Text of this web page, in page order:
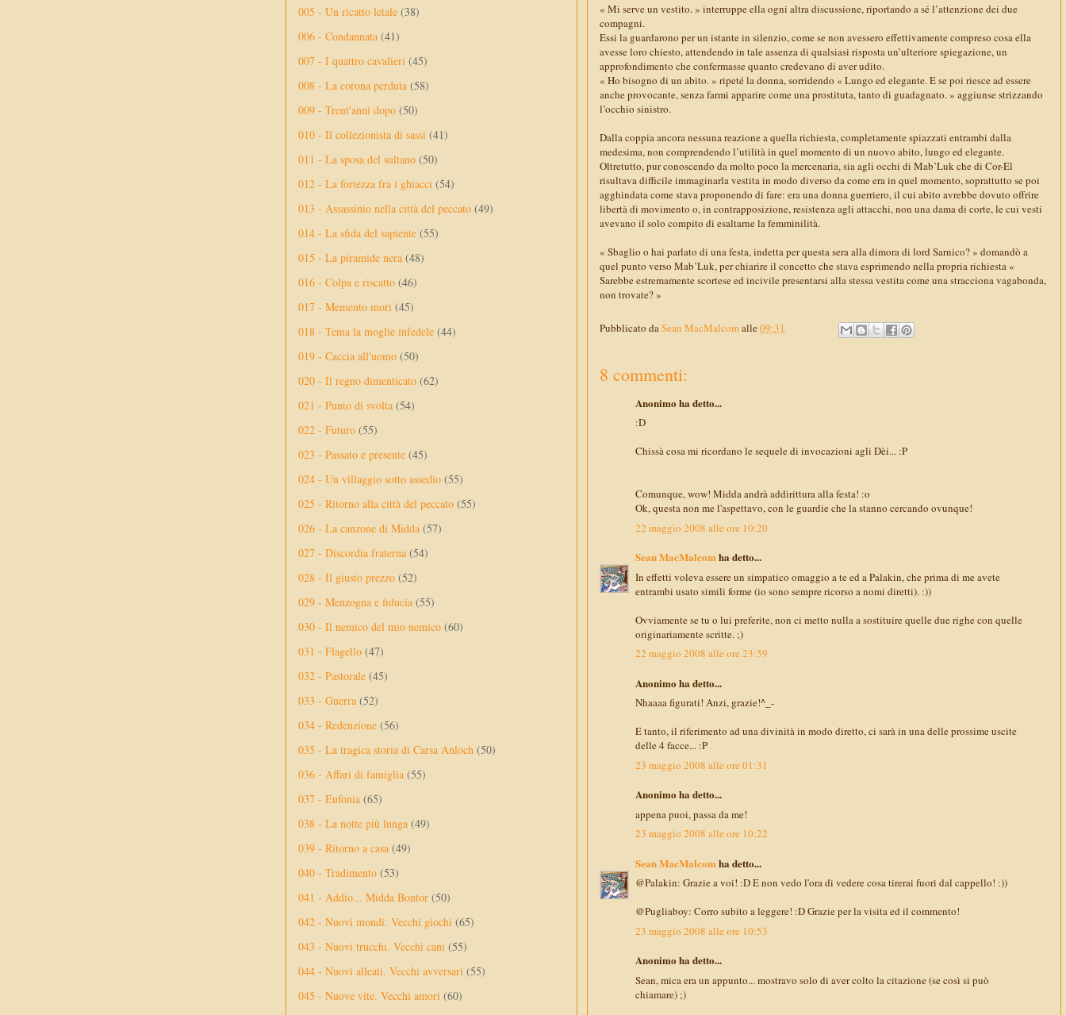
« Mi serve un vestito. » interruppe ella ogni altra discussione, riportando a sé l’attenzione dei due
compagni.
Essi la guardarono per un istante in silenzio, come se non avessero effettivamente compreso cosa ella
avesse loro chiesto, attendendo in tale assenza di qualsiasi risposta un’ulteriore spiegazione, un
approfondimento che confermasse quanto credevano di aver udito.
« Ho bisogno di un abito. » ripeté la donna, sorridendo « Lungo ed elegante. E se poi riesce ad essere
anche provocante, senza farmi apparire come una prostituta, tanto di guadagnato. » aggiunse strizzando
l’occhio sinistro.
Dalla coppia ancora nessuna reazione a quella richiesta, completamente spiazzati entrambi dalla
medesima, non comprendendo l’utilità in quel momento di un nuovo abito, lungo ed elegante.
Oltretutto, pur conoscendo da molto poco la mercenaria, sia agli occhi di Mab’Luk che di Cor-El
risultava difficile immaginarla vestita in modo diverso da come era in quel momento, soprattutto se poi
agghindata come stava proponendo di fare: era una donna guerriero, il cui abito avrebbe dovuto offrire
libertà di movimento o, in contrapposizione, resistenza agli attacchi, non una dama di corte, le cui vesti
avevano il solo compito di esaltarne la femminilità.
« Sbaglio o hai parlato di una festa, indetta per questa sera alla dimora di lord Sarnico? » domandò a
quel punto verso Mab’Luk, per chiarire il concetto che stava esprimendo nella propria richiesta «
Sarebbe estremamente scortese ed incivile presentarsi alla stessa vestita come una stracciona vagabonda,
non trovate? »
Pubblicato daSean MacMalcomalle 09:31
8 commenti:
Anonimo ha detto...
:D
Chissà cosa mi ricordano le sequele di invocazioni agli Dèi... :P
Comunque, wow! Midda andrà addirittura alla festa! :o
Ok, questa non me l'aspettavo, con le guardie che la stanno cercando ovunque!
22 maggio 2008 alle ore 10:20
Sean MacMalcomha detto...
In effetti voleva essere un simpatico omaggio a te ed a Palakin, che prima di me avete
entrambi usato simili forme (io sono sempre ricorso a nomi diretti). :))
Ovviamente se tu o lui preferite, non ci metto nulla a sostituire quelle due righe con quelle
originariamente scritte. ;)
22 maggio 2008 alle ore 23:59
Anonimo ha detto...
Nhaaaa figurati! Anzi, grazie!^_-
E tanto, il riferimento ad una divinità in modo diretto, ci sarà in una delle prossime uscite
delle 4 facce... :P
23 maggio 2008 alle ore 01:31
Anonimo ha detto...
appena puoi, passa da me!
23 maggio 2008 alle ore 10:22
Sean MacMalcomha detto...
@Palakin: Grazie a voi! :D E non vedo l'ora di vedere cosa tirerai fuori dal cappello! :))
@Pugliaboy: Corro subito a leggere! :D Grazie per la visita ed il commento!
23 maggio 2008 alle ore 10:53
Anonimo ha detto...
Sean, mica era un appunto... mostravo solo di aver colto la citazione (se così si può
chiamare) ;)
005 - Un ricatto letale (38)
006 - Condannata (41)
007 - I quattro cavalieri (45)
008 - La corona perduta (58)
009 - Trent'anni dopo (50)
010 - Il collezionista di sassi (41)
011 - La sposa del sultano (50)
012 - La fortezza fra i ghiacci (54)
013 - Assassinio nella città del peccato (49)
014 - La sfida del sapiente (55)
015 - La piramide nera (48)
016 - Colpa e riscatto (46)
017 - Memento mori (45)
018 - Tema la moglie infedele (44)
019 - Caccia all'uomo (50)
020 - Il regno dimenticato (62)
021 - Punto di svolta (54)
022 - Futuro (55)
023 - Passato e presente (45)
024 - Un villaggio sotto assedio (55)
025 - Ritorno alla città del peccato (55)
026 - La canzone di Midda (57)
027 - Discordia fraterna (54)
028 - Il giusto prezzo (52)
029 - Menzogna e fiducia (55)
030 - Il nemico del mio nemico (60)
031 - Flagello (47)
032 - Pastorale (45)
033 - Guerra (52)
034 - Redenzione (56)
035 - La tragica storia di Carsa Anloch (50)
036 - Affari di famiglia (55)
037 - Eufonia (65)
038 - La notte più lunga (49)
039 - Ritorno a casa (49)
040 - Tradimento (53)
041 - Addio... Midda Bontor (50)
042 - Nuovi mondi. Vecchi giochi (65)
043 - Nuovi trucchi. Vecchi cani (55)
044 - Nuovi alleati. Vecchi avversari (55)
045 - Nuove vite. Vecchi amori (60)